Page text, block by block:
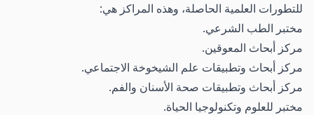
للتطورات العلمية الحاصلة، وهذه المراكز هي:
مختبر الطب الشرعي.
مركز أبحاث المعوقين.
مركز أبحاث وتطبيقات علم الشيخوخة الاجتماعي.
مركز أبحاث وتطبيقات صحة الأسنان والفم.
مختبر للعلوم وتكنولوجيا الحياة.